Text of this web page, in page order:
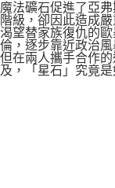
魔法礦石促進了亞
階級，卻因此造成
渴望替家族復仇的
倫，逐步靠近政治風
但在兩人攜手合作
及，「星石」究竟